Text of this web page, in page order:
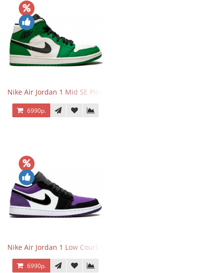
Nike Air Jordan 1 Mid SE Pine Green
6990р.
Nike Air Jordan 1 Low Court Purple
6990р.